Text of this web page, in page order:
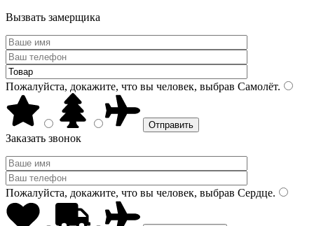
Вызвать замерщика
Пожалуйста, докажите, что вы человек, выбрав Самолёт.
Заказать звонок
Пожалуйста, докажите, что вы человек, выбрав Сердце.